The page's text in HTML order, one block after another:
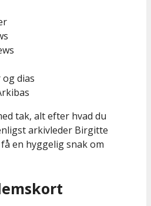
og dias
tak, alt efter hvad du
arkivleder Birgitte
en hyggelig snak om